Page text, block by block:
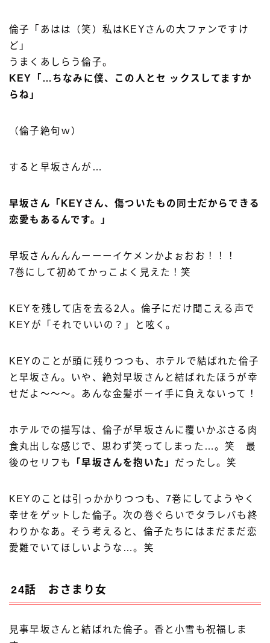
倫子「あはは（笑）私はKEYさんの大ファンですけ
ど」
うまくあしらう倫子。
KEY「…ちなみに僕、この人とセ ックスしてますか
らね」
（倫子絶句ｗ）
すると早坂さんが…
早坂さん「KEYさん、傷ついたもの同士だからできる
恋愛もあるんです。」
早坂さんんんんーーーイケメンかよぉおお！！！
7巻にして初めてかっこよく見えた！笑
KEYを残して店を去る2人。倫子にだけ聞こえる声で
KEYが「それでいいの？」と呟く。
KEYのことが頭に残りつつも、ホテルで結ばれた倫子
と早坂さん。いや、絶対早坂さんと結ばれたほうが幸
せだよ〜〜〜。あんな金髪ボーイ手に負えないって！
ホテルでの描写は、倫子が早坂さんに覆いかぶさる肉
食丸出しな感じで、思わず笑ってしまった…。笑 最
後のセリフも
「早坂さんを抱いた」 だったし。笑
KEYのことは引っかかりつつも、7巻にしてようやく
幸せをゲットした倫子。次の巻ぐらいでタラレバも終
わりかなあ。そう考えると、倫子たちにはまだまだ恋
愛難でいてほしいような…。笑
24話 おさまり女
見事早坂さんと結ばれた倫子。香と小雪も祝福しま